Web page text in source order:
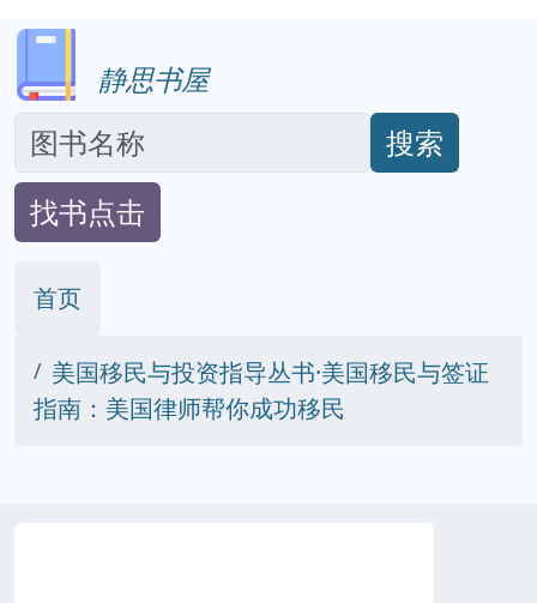
静思书屋
搜索
找书点击
首页
美国移民与投资指导丛书·美国移民与签证
指南：美国律师帮你成功移民